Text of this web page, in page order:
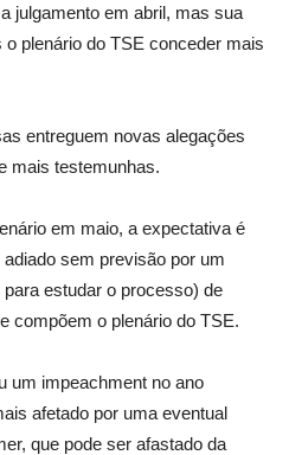
julgamento em abril, mas sua
plenário do TSE conceder mais
entreguem novas alegações
mais testemunhas.
em maio, a expectativa é
sem previsão por um
estudar o processo) de
compõem o plenário do TSE.
um impeachment no ano
afetado por uma eventual
que pode ser afastado da